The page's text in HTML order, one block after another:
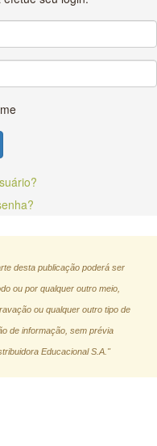
desta publicação poderá ser
ou por qualquer outro meio,
ou qualquer outro tipo de
de informação, sem prévia
Educacional S.A."